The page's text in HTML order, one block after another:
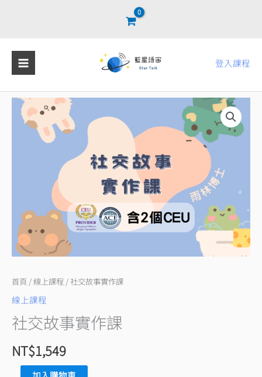
登入課程
首頁 /線上課程 / 社交故事實作課
線上課程
社交故事實作課
NT$1,549
量